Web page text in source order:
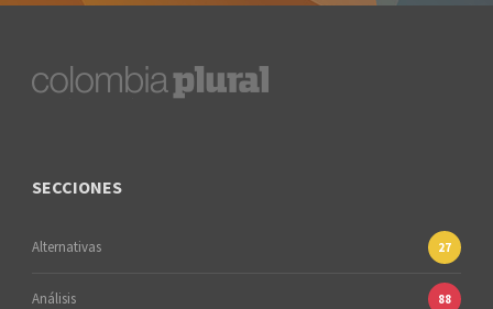
SECCIONES
Alternativas 27
Análisis 88